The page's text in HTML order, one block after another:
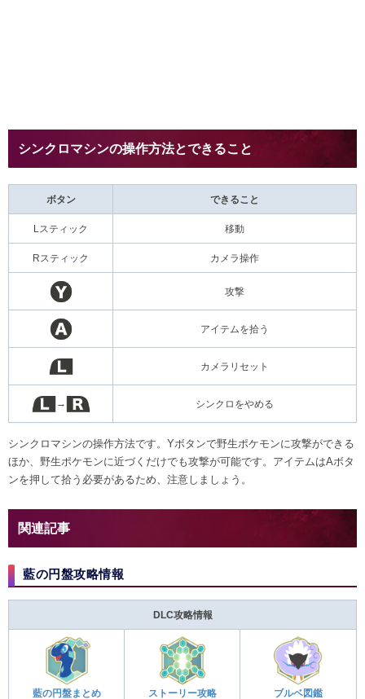
シンクロマシンの操作方法とできること
ボタン できること
Lスティック 移動
Rスティック カメラ操作
攻撃
アイテムを拾う
カメラリセット
→ シンクロをやめる
シンクロマシンの操作方法です。Yボタンで野生ポケモンに攻撃ができる
ほか、野生ポケモンに近づくだけでも攻撃が可能です。アイテムはAボタ
ンを押して拾う必要があるため、注意しましょう。
関連記事
藍の円盤攻略情報
DLC攻略情報
藍の円盤まとめ ストーリー攻略 ブルベ図鑑